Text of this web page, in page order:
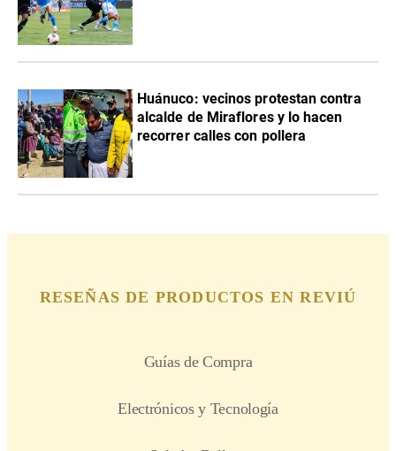
Huánuco: vecinos protestan contra
alcalde de Miraflores y lo hacen
recorrer calles con pollera